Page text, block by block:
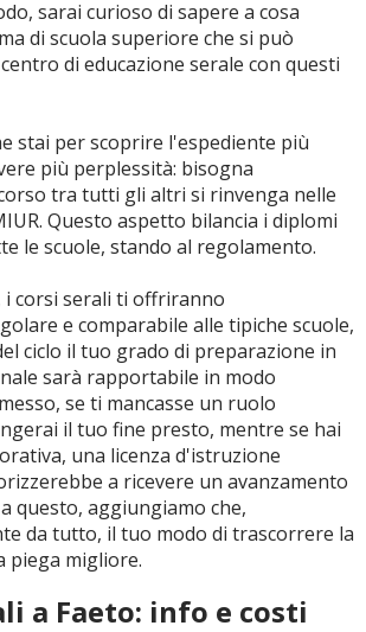
sarai curioso di sapere a cosa
di scuola superiore che si può
di educazione serale con questi
stai per scoprire l'espediente più
più perplessità: bisogna
tra tutti gli altri si rinvenga nelle
Questo aspetto bilancia i diplomi
le scuole, stando al regolamento.
corsi serali ti offriranno
e comparabile alle tipiche scuole,
ciclo il tuo grado di preparazione in
sarà rapportabile in modo
se ti mancasse un ruolo
il tuo fine presto, mentre se hai
una licenza d'istruzione
a ricevere un avanzamento
questo, aggiungiamo che,
da tutto, il tuo modo di trascorrere la
piega migliore.
a Faeto: info e costi